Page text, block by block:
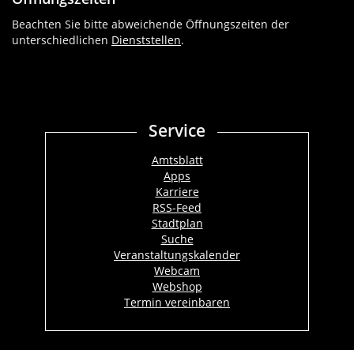
Beachten Sie bitte abweichende Öffnungszeiten der
unterschiedlichen Dienststellen.
Service
Amtsblatt
Apps
Karriere
RSS-Feed
Stadtplan
Suche
Veranstaltungskalender
Webcam
Webshop
Termin vereinbaren